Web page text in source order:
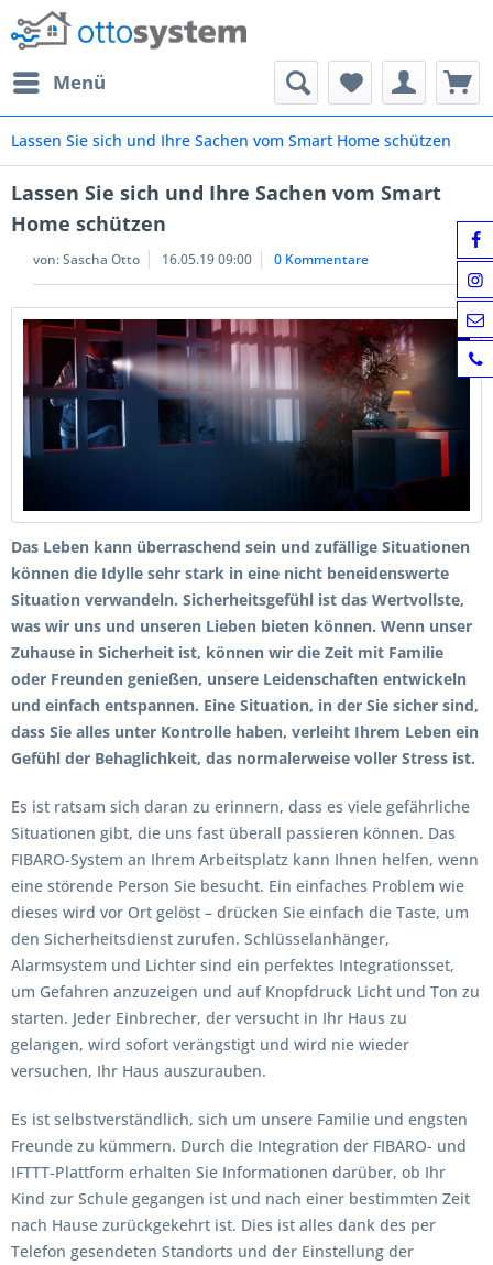
Menü
Lassen Sie sich und Ihre Sachen vom Smart Home schützen
Lassen Sie sich und Ihre Sachen vom Smart
Home schützen
von:Sascha Otto 16.05.19 09:00 0 Kommentare
Das Leben kann überraschend sein und zufällige Situationen
können die Idylle sehr stark in eine nicht beneidenswerte
Situation verwandeln. Sicherheitsgefühl ist das Wertvollste,
was wir uns und unseren Lieben bieten können. Wenn unser
Zuhause in Sicherheit ist, können wir die Zeit mit Familie
oder Freunden genießen, unsere Leidenschaften entwickeln
und einfach entspannen. Eine Situation, in der Sie sicher sind,
dass Sie alles unter Kontrolle haben, verleiht Ihrem Leben ein
Gefühl der Behaglichkeit, das normalerweise voller Stress ist.
Es ist ratsam sich daran zu erinnern, dass es viele gefährliche
Situationen gibt, die uns fast überall passieren können. Das
FIBARO-System an Ihrem Arbeitsplatz kann Ihnen helfen, wenn
eine störende Person Sie besucht. Ein einfaches Problem wie
dieses wird vor Ort gelöst – drücken Sie einfach die Taste, um
den Sicherheitsdienst zurufen. Schlüsselanhänger,
Alarmsystem und Lichter sind ein perfektes Integrationsset,
um Gefahren anzuzeigen und auf Knopfdruck Licht und Ton zu
starten. Jeder Einbrecher, der versucht in Ihr Haus zu
gelangen, wird sofort verängstigt und wird nie wieder
versuchen, Ihr Haus auszurauben.
Es ist selbstverständlich, sich um unsere Familie und engsten
Freunde zu kümmern. Durch die Integration der FIBARO- und
IFTTT-Plattform erhalten Sie Informationen darüber, ob Ihr
Kind zur Schule gegangen ist und nach einer bestimmten Zeit
nach Hause zurückgekehrt ist. Dies ist alles dank des per
Telefon gesendeten Standorts und der Einstellung der